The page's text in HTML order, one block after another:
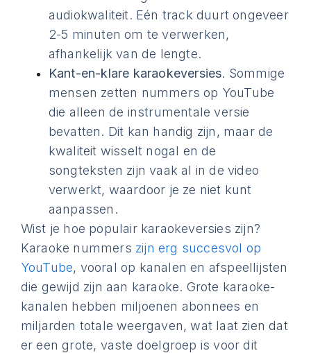
audiokwaliteit. Eén track duurt ongeveer
2-5 minuten om te verwerken,
afhankelijk van de lengte.
Kant-en-klare karaokeversies. Sommige
mensen zetten nummers op YouTube
die alleen de instrumentale versie
bevatten. Dit kan handig zijn, maar de
kwaliteit wisselt nogal en de
songteksten zijn vaak al in de video
verwerkt, waardoor je ze niet kunt
aanpassen.
Wist je hoe populair karaokeversies zijn?
Karaoke nummers zijn erg succesvol op
YouTube, vooral op kanalen en afspeellijsten
die gewijd zijn aan karaoke. Grote karaoke-
kanalen hebben miljoenen abonnees en
miljarden totale weergaven, wat laat zien dat
er een grote, vaste doelgroep is voor dit